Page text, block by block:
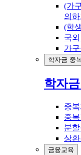
(가
의하
(학
국
가
학자금 중
학자
중
중
분
상
금융교육